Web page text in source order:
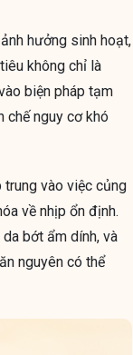
hưởng sinh hoạt,
không chỉ là
biện pháp tạm
chế nguy cơ khó
vào việc củng
về nhịp ổn định.
bớt ẩm dính, và
nguyên có thể